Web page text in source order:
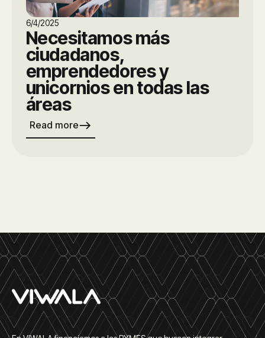
6/4/2025
Necesitamos más
ciudadanos,
emprendedores y
unicornios en todas las
áreas
Read moreeast